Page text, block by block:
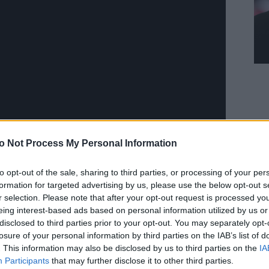
Not Process My Personal Information
opt-out of the sale, sharing to third parties, or processing of your
for targeted advertising by us, please use the below opt-out
selection. Please note that after your opt-out request is processed
interest-based ads based on personal information utilized by us
to third parties prior to your opt-out. You may separately
of your personal information by third parties on the IAB’s list of
This information may also be disclosed by us to third parties on the
Participants that may further disclose it to other third parties.
tu dla Ciebie!
z życia Kościoła w Polsce i na świecie.
będzie coraz trudniejsze.
za pośrednictwem serwisu Patronite.